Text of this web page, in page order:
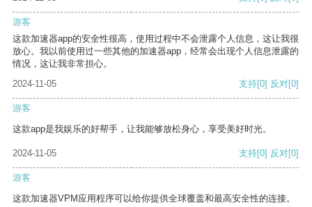
游客
这款加速器app的安全性很高，使用过程中不会泄露个人信息，这让我很
放心。我以前使用过一些其他的加速器app，经常会出现个人信息泄露的
情况，这让我非常担心。
2024-11-05
支持[0] 反对[0]
游客
这款app是我娱乐的好帮手，让我能够放松身心，享受美好时光。
2024-11-05 支持[0] 反对[0]
游客
这款加速器VPM应用程序可以给你提供全球覆盖和最高安全性的连接。